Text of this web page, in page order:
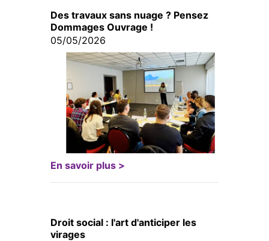
Des travaux sans nuage ? Pensez
Dommages Ouvrage !
05/05/2026
En savoir plus >
Droit social : l'art d'anticiper les
virages